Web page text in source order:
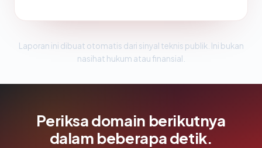
Laporan ini dibuat otomatis dari sinyal teknis publik. Ini bukan
nasihat hukum atau finansial.
Periksa domain berikutnya
dalam beberapa detik.